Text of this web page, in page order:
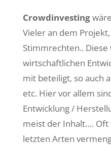
Crowdinvesting
Vieler an dem
Stimmrechten..
wirtschaftlichen
mit beteiligt, so auch
etc. Hier vor allem
Entwicklung /
meist der Inhalt….
letzten Arten